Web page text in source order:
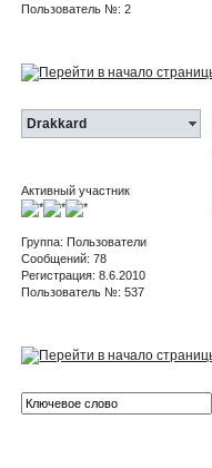
Пользователь №: 2
Drakkard
Активный участник
Группа: Пользователи
Сообщений: 78
Регистрация: 8.6.2010
Пользователь №: 537